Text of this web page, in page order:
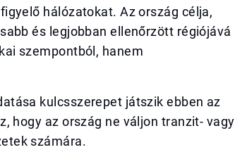
hálózatokat. Az ország célja,
és legjobban ellenőrzött régiójává
szempontból, hanem
kulcsszerepet játszik ebben az
hogy az ország ne váljon tranzit- vagy
számára.